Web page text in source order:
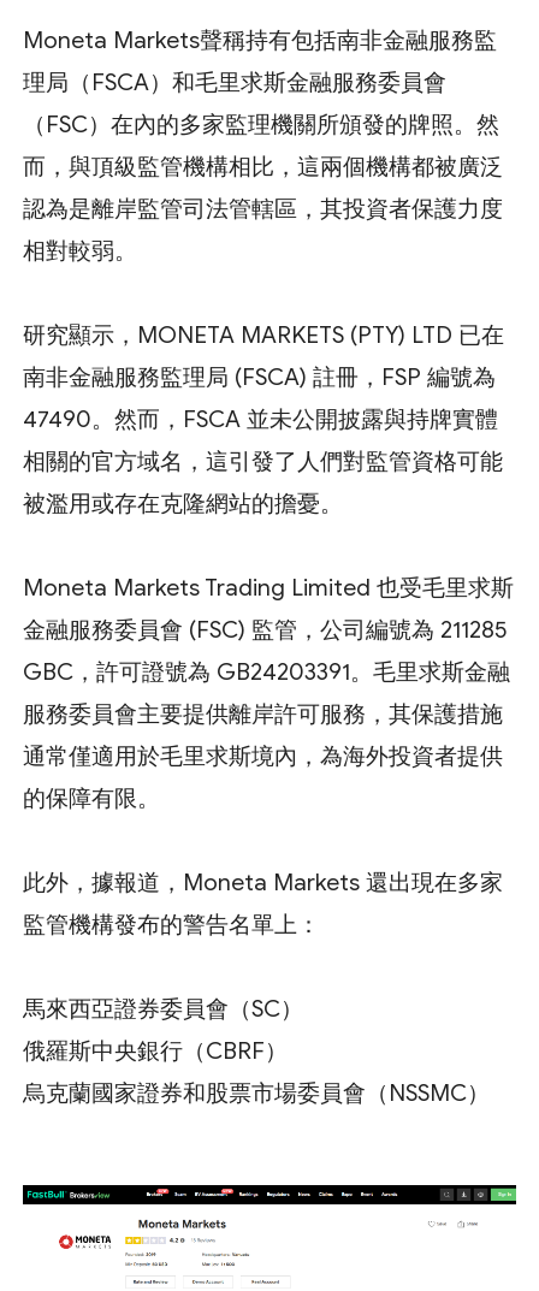
Moneta Markets聲稱持有包括南非金融服務監
理局（FSCA）和毛里求斯金融服務委員會
（FSC）在內的多家監理機關所頒發的牌照。然
而，與頂級監管機構相比，這兩個機構都被廣泛
認為是離岸監管司法管轄區，其投資者保護力度
相對較弱。
研究顯示，MONETA MARKETS (PTY) LTD 已在
南非金融服務監理局 (FSCA) 註冊，FSP 編號為
47490。然而，FSCA 並未公開披露與持牌實體
相關的官方域名，這引發了人們對監管資格可能
被濫用或存在克隆網站的擔憂。
Moneta Markets Trading Limited 也受毛里求斯
金融服務委員會 (FSC) 監管，公司編號為 211285
GBC，許可證號為 GB24203391。毛里求斯金融
服務委員會主要提供離岸許可服務，其保護措施
通常僅適用於毛里求斯境內，為海外投資者提供
的保障有限。
此外，據報道，Moneta Markets 還出現在多家
監管機構發布的警告名單上：
馬來西亞證券委員會（SC）
俄羅斯中央銀行（CBRF）
烏克蘭國家證券和股票市場委員會（NSSMC）